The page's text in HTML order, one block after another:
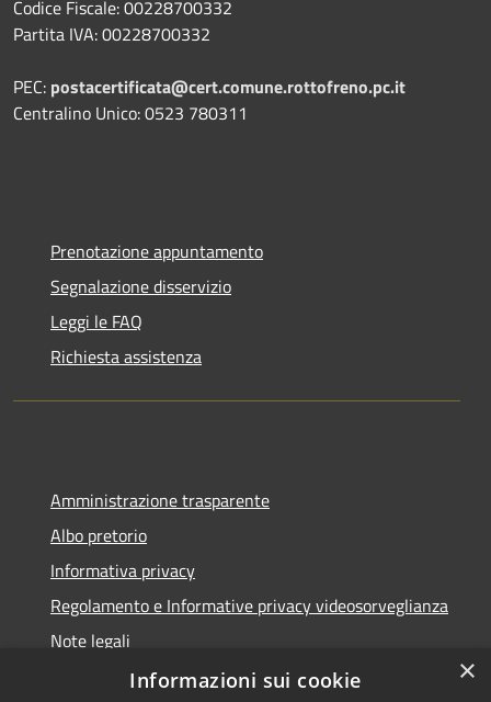
Codice Fiscale: 00228700332
Partita IVA: 00228700332
PEC: postacertificata@cert.comune.rottofreno.pc.it
Centralino Unico: 0523 780311
Prenotazione appuntamento
Segnalazione disservizio
Leggi le FAQ
Richiesta assistenza
Amministrazione trasparente
Albo pretorio
Informativa privacy
Regolamento e Informative privacy videosorveglianza
Note legali
Dichiarazione di accessibilità
×
Informazioni sui cookie